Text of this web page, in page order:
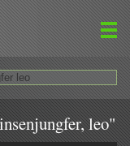
leo"